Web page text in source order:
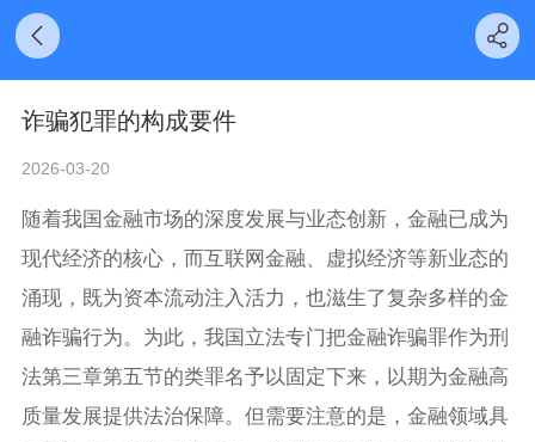
诈骗犯罪的构成要件
2026-03-20
随着我国金融市场的深度发展与业态创新，金融已成为
现代经济的核心，而互联网金融、虚拟经济等新业态的
涌现，既为资本流动注入活力，也滋生了复杂多样的金
融诈骗行为。为此，我国立法专门把金融诈骗罪作为刑
法第三章第五节的类罪名予以固定下来，以期为金融高
质量发展提供法治保障。但需要注意的是，金融领域具